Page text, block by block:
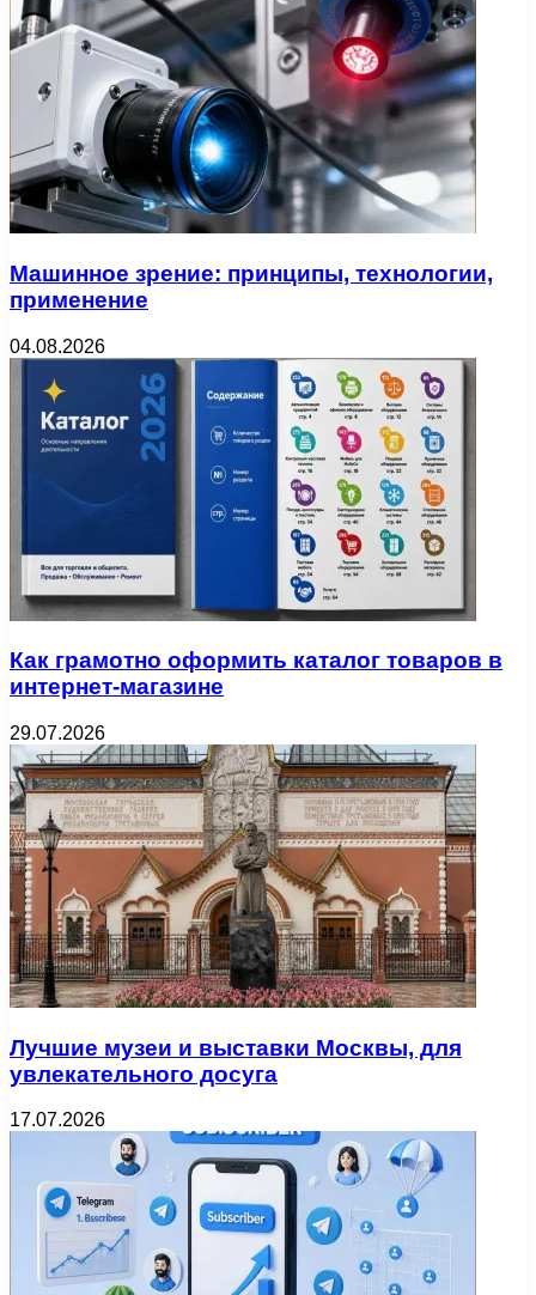
Машинное зрение: принципы, технологии,
применение
04.08.2026
Как грамотно оформить каталог товаров в
интернет-магазине
29.07.2026
Лучшие музеи и выставки Москвы, для
увлекательного досуга
17.07.2026